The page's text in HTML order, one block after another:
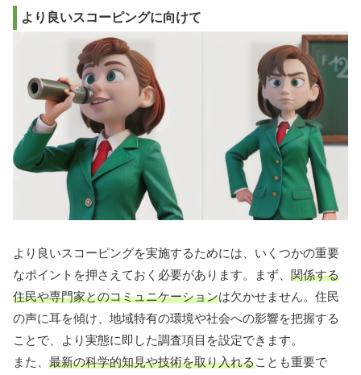
より良いスコーピングに向けて
より良いスコーピングを実施するためには、いくつかの重要
なポイントを押さえておく必要があります。まず、 関係する
住民や専門家とのコミュニケーションは欠かせません。住民
の声に耳を傾け、地域特有の環境や社会への影響を把握する
ことで、より実態に即した調査項目を設定できます。
また、 最新の科学的知見や技術を取り入れることも重要で